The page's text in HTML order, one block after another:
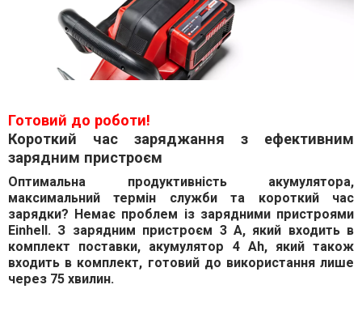
Готовий до роботи!
Короткий час заряджання з ефективним
зарядним пристроєм
Оптимальна продуктивність акумулятора,
максимальний термін служби та короткий час
зарядки? Немає проблем із зарядними пристроями
Einhell. З зарядним пристроєм 3 А, який входить в
комплект поставки, акумулятор 4 Аh, який також
входить в комплект, готовий до використання лише
через 75 хвилин.